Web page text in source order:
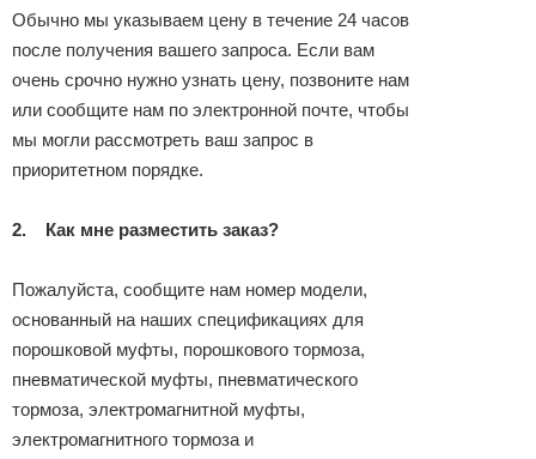
Обычно мы указываем цену в течение 24 часов
после получения вашего запроса. Если вам
очень срочно нужно узнать цену, позвоните нам
или сообщите нам по электронной почте, чтобы
мы могли рассмотреть ваш запрос в
приоритетном порядке.
2. Как мне разместить заказ?
Пожалуйста, сообщите нам номер модели,
основанный на наших спецификациях для
порошковой муфты, порошкового тормоза,
пневматической муфты, пневматического
тормоза, электромагнитной муфты,
электромагнитного тормоза и